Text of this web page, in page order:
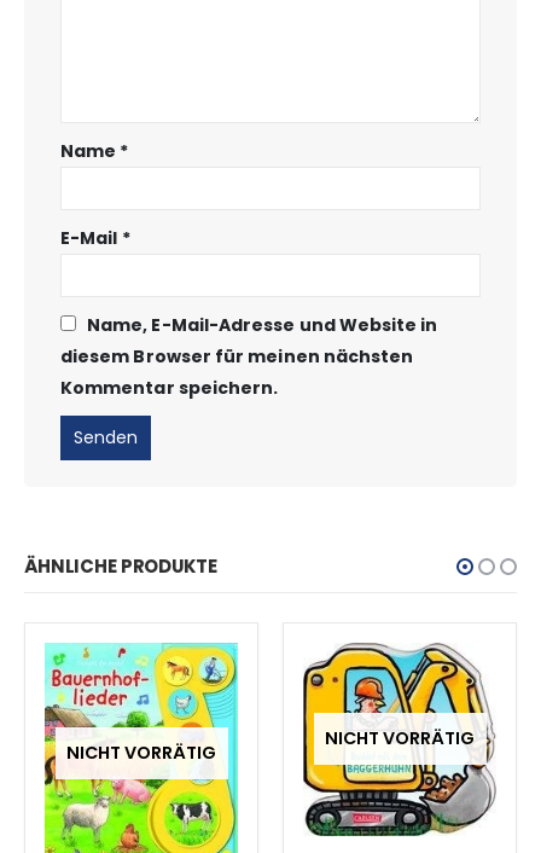
Name *
E-Mail *
Name, E-Mail-Adresse und Website in
diesem Browser für meinen nächsten
Kommentar speichern.
ÄHNLICHE PRODUKTE
NICHT VORRÄTIG
NICHT VORRÄTIG